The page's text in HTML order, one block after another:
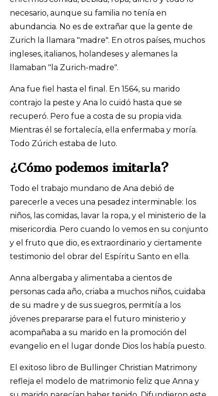
necesario, aunque su familia no tenía en
abundancia. No es de extrañar que la gente de
Zurich la llamara "madre". En otros países, muchos
ingleses, italianos, holandeses y alemanes la
llamaban "la Zurich-madre".
Ana fue fiel hasta el final. En 1564, su marido
contrajo la peste y Ana lo cuidó hasta que se
recuperó. Pero fue a costa de su propia vida.
Mientras él se fortalecía, ella enfermaba y moría.
Todo Zúrich estaba de luto.
¿Cómo podemos imitarla?
Todo el trabajo mundano de Ana debió de
parecerle a veces una pesadez interminable: los
niños, las comidas, lavar la ropa, y el ministerio de la
misericordia. Pero cuando lo vemos en su conjunto
y el fruto que dio, es extraordinario y ciertamente
testimonio del obrar del Espíritu Santo en ella.
Anna albergaba y alimentaba a cientos de
personas cada año, criaba a muchos niños, cuidaba
de su madre y de sus suegros, permitía a los
jóvenes prepararse para el futuro ministerio y
acompañaba a su marido en la promoción del
evangelio en el lugar donde Dios los había puesto.
El exitoso libro de Bullinger Christian Matrimony
refleja el modelo de matrimonio feliz que Anna y